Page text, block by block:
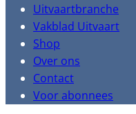
Uitvaartbranche
Vakblad Uitvaart
Shop
Over ons
Contact
Voor abonnees